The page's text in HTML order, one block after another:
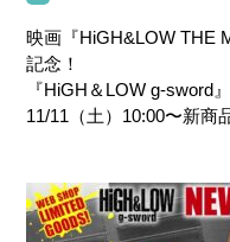
映画『HiGH&LOW THE
記念！
『HiGH＆LOW g-sword
11/11（土）10:00〜新商